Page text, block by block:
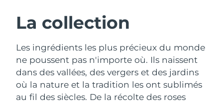
La collection
Les ingrédients les plus précieux du monde
ne poussent pas n'importe où. Ils naissent
dans des vallées, des vergers et des jardins
où la nature et la tradition les ont sublimés
au fil des siècles. De la récolte des roses
Nettoyage du visage
LUNA™ 4 coffret
Anti-aging massage
Lifting
BEAR™ 2 coffret
Microcurrent toning
Autriche
Belgique Livraison estimée8/11/26
Bermudes Livraison estimée8/17/26